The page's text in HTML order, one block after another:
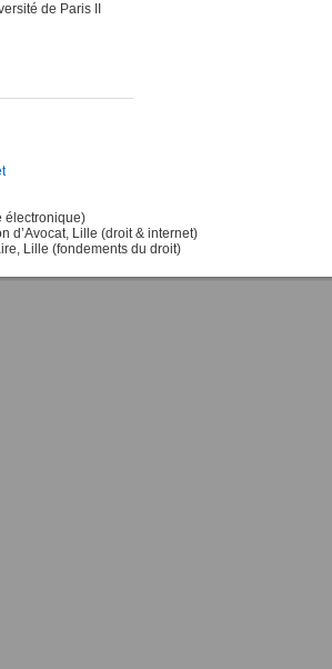
de Paris II
électronique)
d’Avocat, Lille (droit & internet)
Lille (fondements du droit)